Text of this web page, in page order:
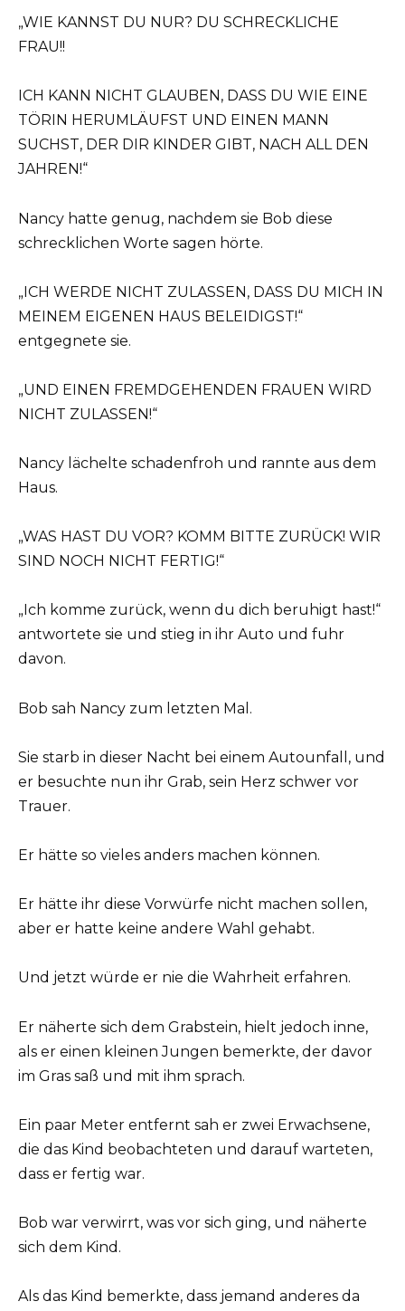
„WIE KANNST DU NUR? DU SCHRECKLICHE
FRAU!!
ICH KANN NICHT GLAUBEN, DASS DU WIE EINE
TÖRIN HERUMLÄUFST UND EINEN MANN
SUCHST, DER DIR KINDER GIBT, NACH ALL DEN
JAHREN!“
Nancy hatte genug, nachdem sie Bob diese
schrecklichen Worte sagen hörte.
„ICH WERDE NICHT ZULASSEN, DASS DU MICH IN
MEINEM EIGENEN HAUS BELEIDIGST!“
entgegnete sie.
„UND EINEN FREMDGEHENDEN FRAUEN WIRD
NICHT ZULASSEN!“
Nancy lächelte schadenfroh und rannte aus dem
Haus.
„WAS HAST DU VOR? KOMM BITTE ZURÜCK! WIR
SIND NOCH NICHT FERTIG!“
„Ich komme zurück, wenn du dich beruhigt hast!“
antwortete sie und stieg in ihr Auto und fuhr
davon.
Bob sah Nancy zum letzten Mal.
Sie starb in dieser Nacht bei einem Autounfall, und
er besuchte nun ihr Grab, sein Herz schwer vor
Trauer.
Er hätte so vieles anders machen können.
Er hätte ihr diese Vorwürfe nicht machen sollen,
aber er hatte keine andere Wahl gehabt.
Und jetzt würde er nie die Wahrheit erfahren.
Er näherte sich dem Grabstein, hielt jedoch inne,
als er einen kleinen Jungen bemerkte, der davor
im Gras saß und mit ihm sprach.
Ein paar Meter entfernt sah er zwei Erwachsene,
die das Kind beobachteten und darauf warteten,
dass er fertig war.
Bob war verwirrt, was vor sich ging, und näherte
sich dem Kind.
Als das Kind bemerkte, dass jemand anderes da